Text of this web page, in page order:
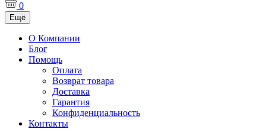
0
Ещё
О Компании
Блог
Помощь
Оплата
Возврат товара
Доставка
Гарантия
Конфиденциальность
Контакты